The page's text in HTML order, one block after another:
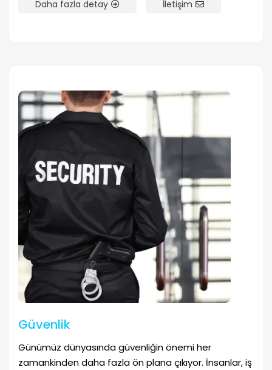
Daha fazla detay İletişim
Güvenlik
Günümüz dünyasında güvenliğin önemi her
zamankinden daha fazla ön plana çıkıyor. İnsanlar, iş